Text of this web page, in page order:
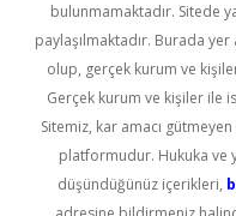
bulunmamaktadır. Sitede
paylaşılmaktadır. Burada
olup, gerçek kurum ve
Gerçek kurum ve kişiler ile
Sitemiz, kar amacı
platformudur. Hukuka ve
düşündüğünüz içerikleri,